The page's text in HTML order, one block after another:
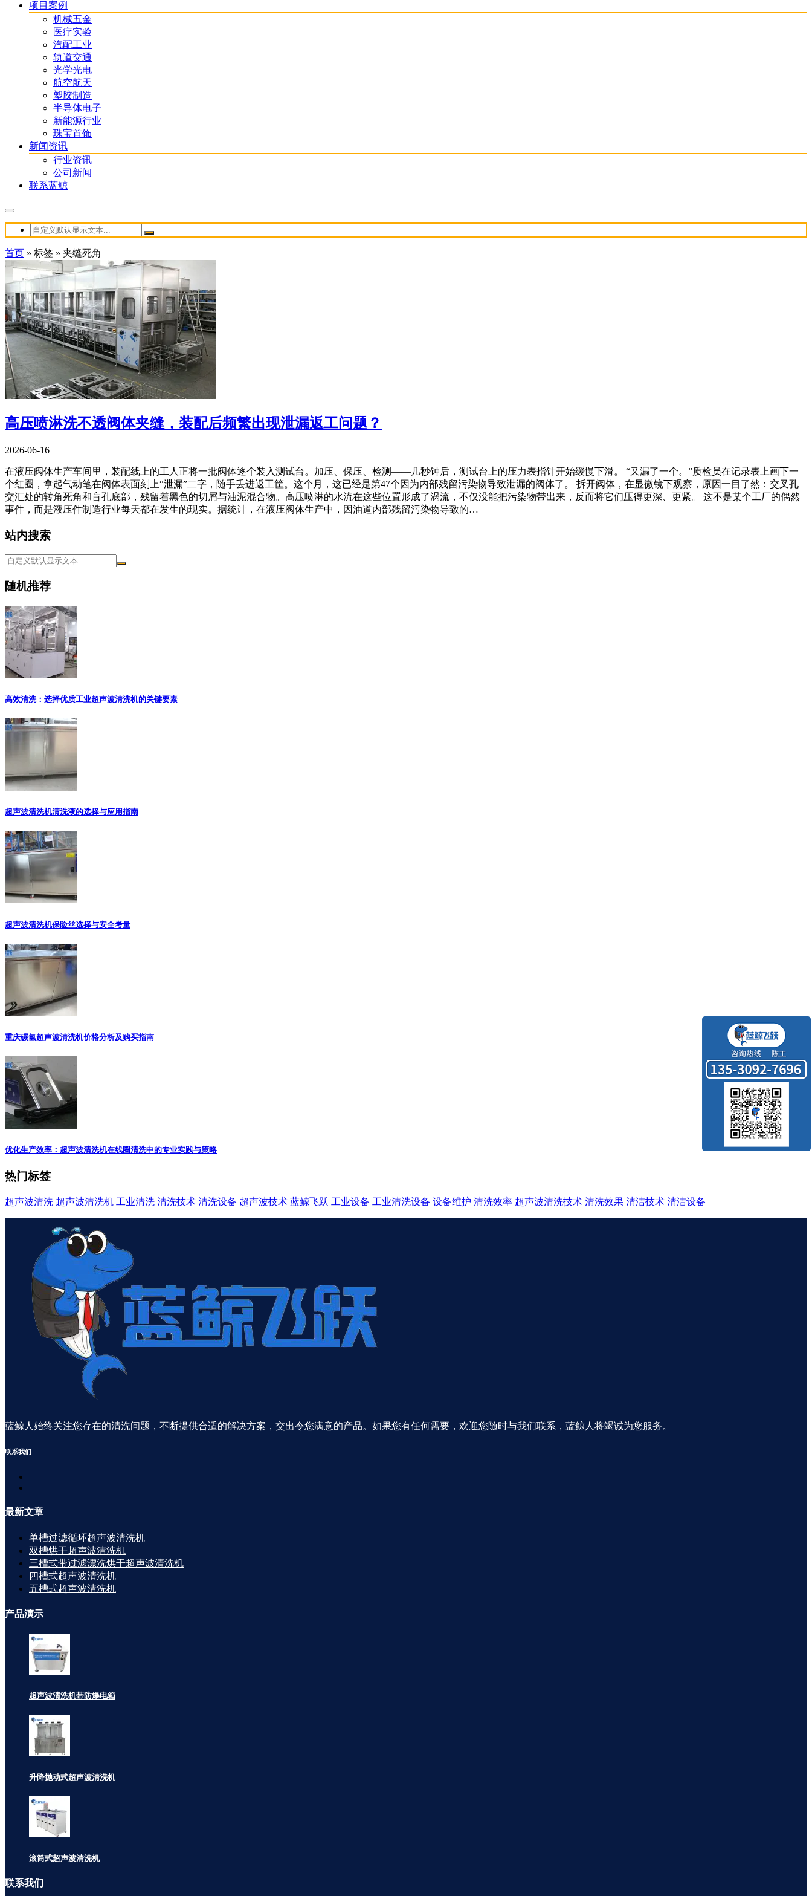
项目案例
机械五金
医疗实验
汽配工业
轨道交通
光学光电
航空航天
塑胶制造
半导体电子
新能源行业
珠宝首饰
新闻资讯
行业资讯
公司新闻
联系蓝鲸
首页 » 标签 » 夹缝死角
高压喷淋洗不透阀体夹缝，装配后频繁出现泄漏返工问题？
2026-06-16
在液压阀体生产车间里，装配线上的工人正将一批阀体逐个装入测试台。加压、保压、检测——几秒钟后，测试台上的压力表指针开始缓慢下滑。 “又漏了一个。”质检员在记录表上画下一
个红圈，拿起气动笔在阀体表面刻上“泄漏”二字，随手丢进返工筐。这个月，这已经是第47个因为内部残留污染物导致泄漏的阀体了。 拆开阀体，在显微镜下观察，原因一目了然：交叉孔
交汇处的转角死角和盲孔底部，残留着黑色的切屑与油泥混合物。高压喷淋的水流在这些位置形成了涡流，不仅没能把污染物带出来，反而将它们压得更深、更紧。 这不是某个工厂的偶然
事件，而是液压件制造行业每天都在发生的现实。据统计，在液压阀体生产中，因油道内部残留污染物导致的…
站内搜索
随机推荐
高效清洗：选择优质工业超声波清洗机的关键要素
超声波清洗机清洗液的选择与应用指南
超声波清洗机保险丝选择与安全考量
重庆碳氢超声波清洗机价格分析及购买指南
优化生产效率：超声波清洗机在线圈清洗中的专业实践与策略
热门标签
超声波清洗 超声波清洗机 工业清洗 清洗技术 清洗设备 超声波技术 蓝鲸飞跃 工业设备 工业清洗设备 设备维护 清洗效率 超声波清洗技术 清洗效果 清洁技术 清洁设备
蓝鲸人始终关注您存在的清洗问题，不断提供合适的解决方案，交出令您满意的产品。如果您有任何需要，欢迎您随时与我们联系，蓝鲸人将竭诚为您服务。
联系我们
最新文章
单槽过滤循环超声波清洗机
双槽烘干超声波清洗机
三槽式带过滤漂洗烘干超声波清洗机
四槽式超声波清洗机
五槽式超声波清洗机
产品演示
超声波清洗机带防爆电箱
升降抛动式超声波清洗机
滚筒式超声波清洗机
联系我们